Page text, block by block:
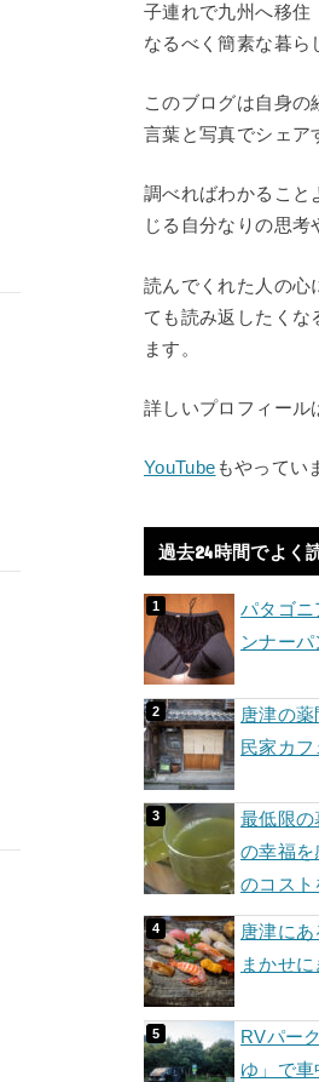
子連れで九州へ移住
なるべく簡素な暮ら
このブログは自身の
言葉と写真でシェア
調べればわかること
じる自分なりの思考
読んでくれた人の心
ても読み返したくな
ます。
詳しいプロフィール
YouTube もやってい
過去24時間でよく
パタゴニ
ンナー
唐津の
民家カ
最低限の
の幸福を
のコスト
唐津に
まかせ
RVパー
ゆ」で